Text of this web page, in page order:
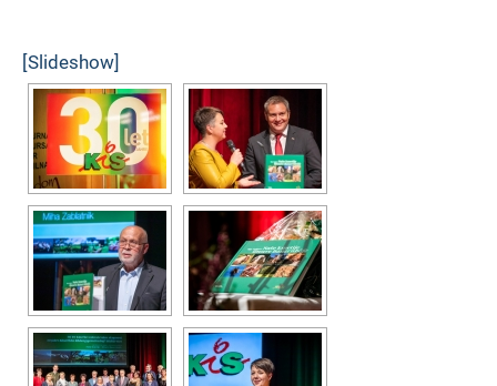
[Slideshow]